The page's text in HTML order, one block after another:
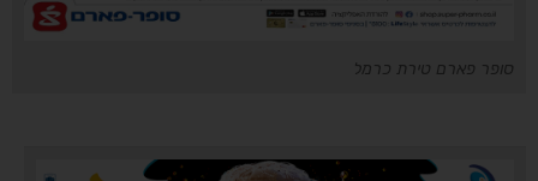
סופר פארם טירת כרמל